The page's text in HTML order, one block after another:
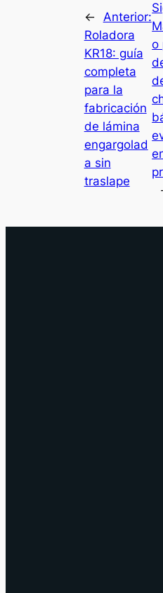
← Anterior:
Roladora
KR18: guía
completa
para la
fabricación
de lámina
engargolad
a sin
traslape
o